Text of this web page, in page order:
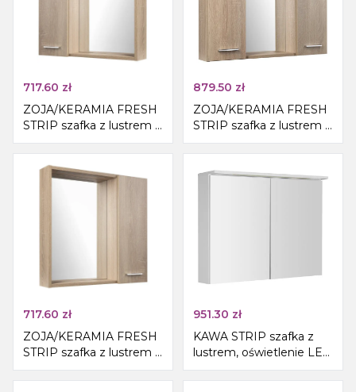
717.60 zł
ZOJA/KERAMIA FRESH
STRIP szafka z lustrem i
oświetleniem LED,
60x60x14cm, lewa, dąb
platin
879.50 zł
ZOJA/KERAMIA FRESH
STRIP szafka z lustrem i
oświetleniem LED,
70x60x14cm, dąb platin
717.60 zł
ZOJA/KERAMIA FRESH
STRIP szafka z lustrem i
oświetleniem LED,
60x60x14cm, prawa, dąb
951.30 zł
KAWA STRIP szafka z
lustrem, oświetlenie LED
90x70x22cm, biały